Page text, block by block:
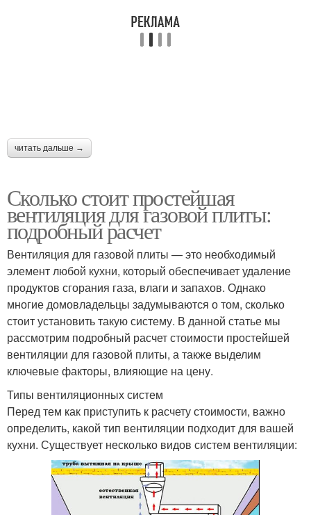
читать дальше →
Сколько стоит простейшая
вентиляция для газовой плиты:
подробный расчет
Вентиляция для газовой плиты — это необходимый
элемент любой кухни, который обеспечивает удаление
продуктов сгорания газа, влаги и запахов. Однако
многие домовладельцы задумываются о том, сколько
стоит установить такую систему. В данной статье мы
рассмотрим подробный расчет стоимости простейшей
вентиляции для газовой плиты, а также выделим
ключевые факторы, влияющие на цену.
Типы вентиляционных систем
Перед тем как приступить к расчету стоимости, важно
определить, какой тип вентиляции подходит для вашей
кухни. Существует несколько видов систем вентиляции: